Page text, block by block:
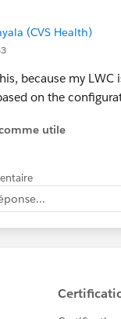
(CVS Health)
because my
on the
utile